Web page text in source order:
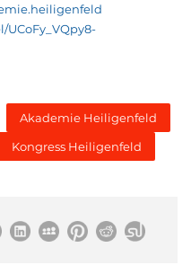
Akademie Heiligenfeld
Kongress Heiligenfeld